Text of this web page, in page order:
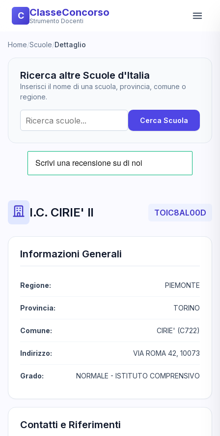
C ClasseConcorso
Strumento Docenti
Home/Scuole/Dettaglio
Ricerca altre Scuole d'Italia
Inserisci il nome di una scuola, provincia, comune o
regione.
Cerca Scuola
I.C. CIRIE' II TOIC8AL00D
Informazioni Generali
Regione: PIEMONTE
Provincia: TORINO
Comune: CIRIE' (C722)
Indirizzo: VIA ROMA 42, 10073
Grado: NORMALE - ISTITUTO COMPRENSIVO
Contatti e Riferimenti